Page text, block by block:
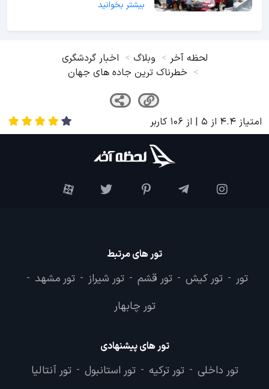
بیشتر بخوانید
لحظه آخر وبلاگ
اخبار گردشگری
خطرناک ترین جاده های جهان
امتیاز 4.4 از 5 | از 106 کاربر
تور های مرتبط
تور - تور کیش - تور قشم - تور شیراز - تور مشهد -
تور چابهار
تور های پیشنهادی
تور داخلی - تور ترکیه - تور استانبول - تور آنتالیا